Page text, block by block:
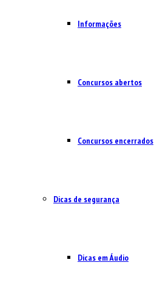
Informações
Concursos abertos
Concursos encerrados
Dicas de segurança
Dicas em Áudio